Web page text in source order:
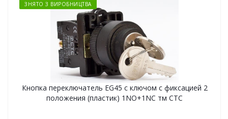
ЗНЯТО З ВИРОБНИЦТВА
Кнопка переключатель EG45 с ключом с фиксацией 2
положения (пластик) 1NO+1NC тм СТС